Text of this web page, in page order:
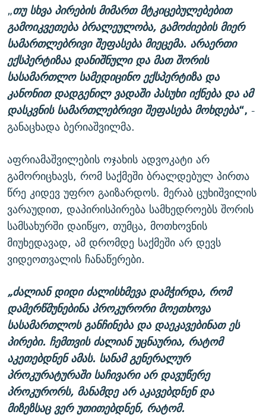
„თუ სხვა პირების მიმართ მტკიცებულებებით
გამოიკვეთება ბრალეულობა, გამოძიების მიერ
სამართლებრივი შეფასება მიეცემა. არაერთი
ექსპერტიზაა დანიშნული და მათ შორის
სასამართლო სამედიცინო ექსპერტიზა და
კანონით დადგენილ ვადაში პასუხი იქნება და ამ
დასკვნის სამართლებრივი შეფასება მოხდება“, -
განაცხადა ბერიაშვილმა.
აფრიამაშვილების ოჯახის ადვოკატი არ
გამორიცხავს, რომ საქმეში ბრალდებულ პირთა
წრე კიდევ უფრო გაიზარდოს. მერაბ ცუხიშვილის
ვარაუდით, დაპირისპირება სამხედროებს შორის
სამსახურში დაიწყო, თუმცა, მოთხოვნის
მიუხედავად, ამ დრომდე საქმეში არ დევს
ვიდეოთვალის ჩანაწერები.
„ძალიან დიდი ძალისხმევა დამჭირდა, რომ
დამერწმუნებინა პროკურორი მოეთხოვა
სასამართლოს განჩინება და დაეკავებინათ ეს
პირები. ჩემთვის ძალიან უცნაურია, რატომ
აკეთებდნენ ამას. სანამ გენერალურ
პროკურატურაში საჩივარი არ დავუწერე
პროკურორს, მანამდე არ აკავებდნენ და
მიზეზსაც ვერ უთითებდნენ, რატომ.